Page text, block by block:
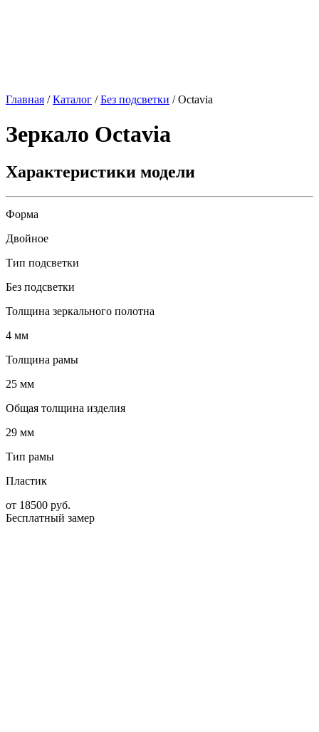
Главная /Каталог /Без подсветки /Octavia
Зеркало Octavia
Характеристики модели
Форма
Двойное
Тип подсветки
Без подсветки
Толщина зеркального полотна
4 мм
Толщина рамы
25 мм
Общая толщина изделия
29 мм
Тип рамы
Пластик
от 18500 руб.
Бесплатный замер